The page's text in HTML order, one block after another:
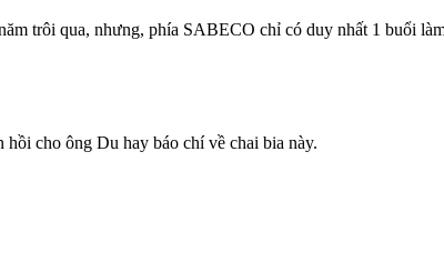
trôi qua, nhưng, phía SABECO chỉ có duy nhất 1 buổi
cho ông Du hay báo chí về chai bia này.